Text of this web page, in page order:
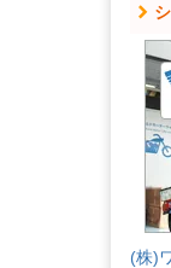
(株)